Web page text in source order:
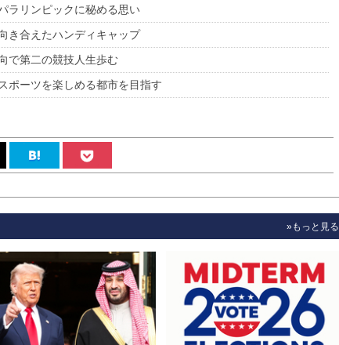
ラリンピックに秘める思い
合えたハンディキャップ
で第二の競技人生歩む
ポーツを楽しめる都市を目指す
»もっと見る